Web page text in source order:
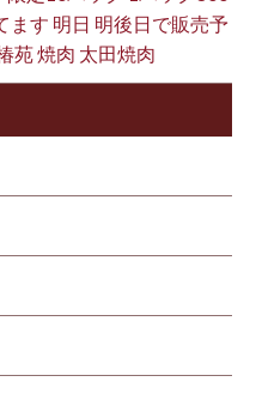
す 明日 明後日で販売予
苑 焼肉 太田焼肉